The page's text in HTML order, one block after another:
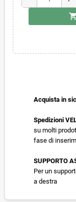
shopping_cart
Acquista in
Spedizioni
su molti
fase di
SUPPORTO
Per un
a destra